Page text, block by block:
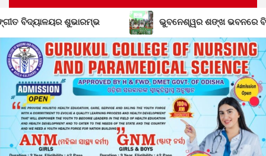
ବିଦ୍ୟାଳୟର ଶୁଭାରମ୍ଭ ଭୁବନେଶ୍ୱର ଶଙ୍ଖ ଭବନରେ ବିଜେଡି